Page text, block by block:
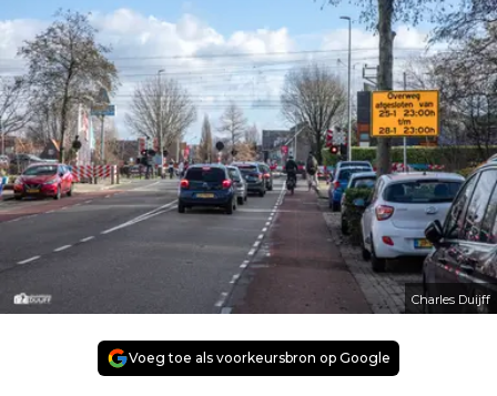
Charles Duijff
Voeg toe als voorkeursbron op Google